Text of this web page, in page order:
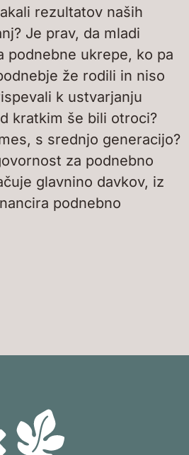
rezultatov naših
Je prav, da mladi
podnebne ukrepe, ko pa
že rodili in niso
k ustvarjanju
kratkim še bili otroci?
s srednjo generacijo?
za podnebno
glavnino davkov, iz
podnebno